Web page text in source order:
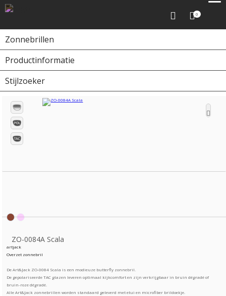
0
Zonnebrillen
Productinformatie
Stijlzoeker
Home Zonnebrillen
ZO-0084A Scala
artjack
Overzet zonnebril
De Art&Jack ZO-0084 Scala is een modieuze butterfly zonnebril.
De gepolariseerde TAC glazen leveren optimaal kijkcomfort en zijn verkrijgbaar in bruin dégradé of
bruin-roze dégradé.
Alle Art&Jack zonnebrillen worden standaard geleverd met etui en microfiber brildoekje.